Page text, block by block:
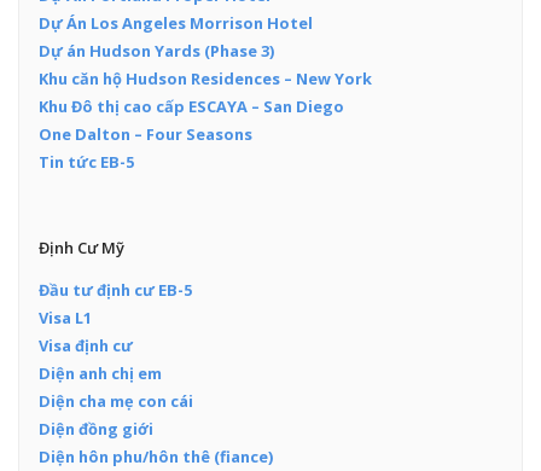
Dự Án Los Angeles Morrison Hotel
Dự án Hudson Yards (Phase 3)
Khu căn hộ Hudson Residences – New York
Khu Đô thị cao cấp ESCAYA – San Diego
One Dalton – Four Seasons
Tin tức EB-5
Định Cư Mỹ
Đầu tư định cư EB-5
Visa L1
Visa định cư
Diện anh chị em
Diện cha mẹ con cái
Diện đồng giới
Diện hôn phu/hôn thê (fiance)